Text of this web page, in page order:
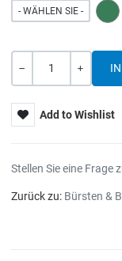
- WÄHLEN SIE -
Add to Wishlist
Stellen Sie eine Frage
Zurück zu: Bürsten &